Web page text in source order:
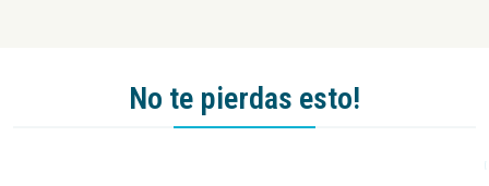
No te pierdas esto!